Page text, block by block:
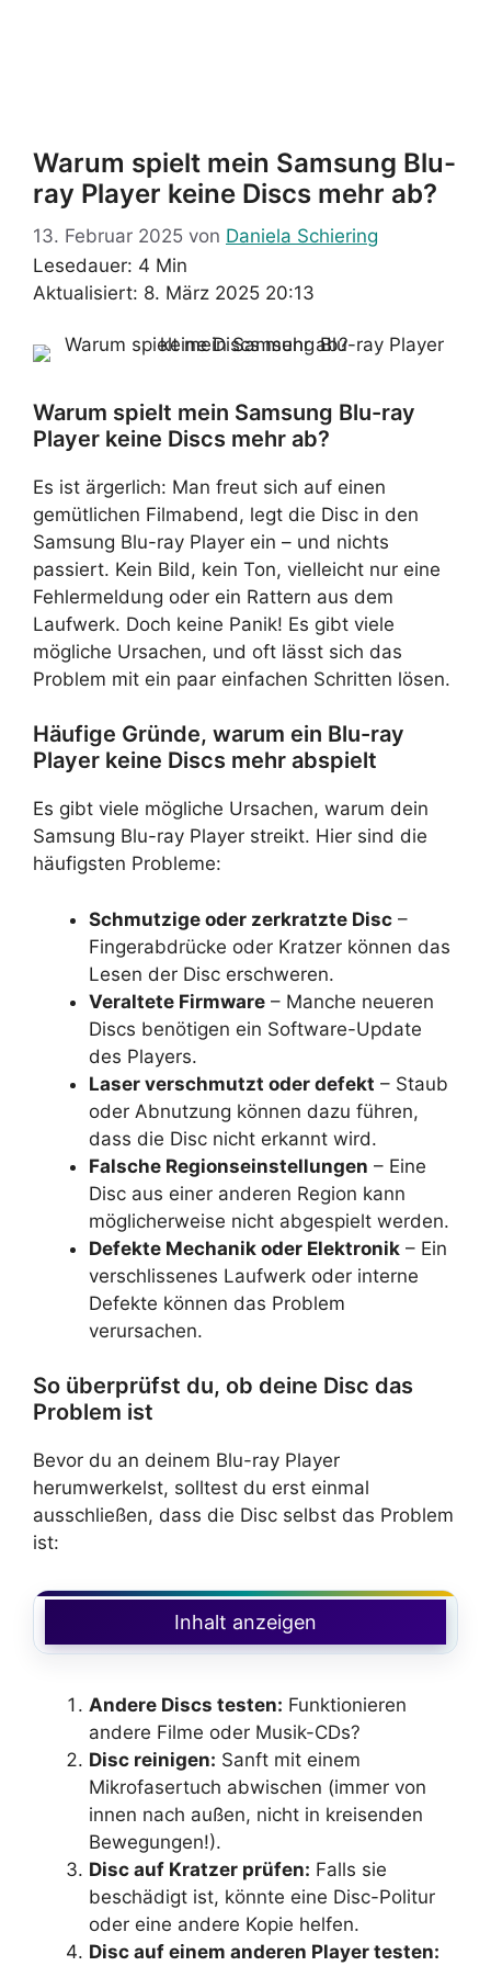
Warum spielt mein Samsung Blu-
ray Player keine Discs mehr ab?
13. Februar 2025 von Daniela Schiering
Lesedauer: 4 Min
Aktualisiert: 8. März 2025 20:13
Warum spielt mein Samsung Blu-ray
Player keine Discs mehr ab?
Es ist ärgerlich: Man freut sich auf einen
gemütlichen Filmabend, legt die Disc in den
Samsung Blu-ray Player ein – und nichts
passiert. Kein Bild, kein Ton, vielleicht nur eine
Fehlermeldung oder ein Rattern aus dem
Laufwerk. Doch keine Panik! Es gibt viele
mögliche Ursachen, und oft lässt sich das
Problem mit ein paar einfachen Schritten lösen.
Häufige Gründe, warum ein Blu-ray
Player keine Discs mehr abspielt
Es gibt viele mögliche Ursachen, warum dein
Samsung Blu-ray Player streikt. Hier sind die
häufigsten Probleme:
Schmutzige oder zerkratzte Disc –
Fingerabdrücke oder Kratzer können das
Lesen der Disc erschweren.
Veraltete Firmware – Manche neueren
Discs benötigen ein Software-Update
des Players.
Laser verschmutzt oder defekt – Staub
oder Abnutzung können dazu führen,
dass die Disc nicht erkannt wird.
Falsche Regionseinstellungen – Eine
Disc aus einer anderen Region kann
möglicherweise nicht abgespielt werden.
Defekte Mechanik oder Elektronik – Ein
verschlissenes Laufwerk oder interne
Defekte können das Problem
verursachen.
So überprüfst du, ob deine Disc das
Problem ist
Bevor du an deinem Blu-ray Player
herumwerkelst, solltest du erst einmal
ausschließen, dass die Disc selbst das Problem
ist:
Inhalt anzeigen
Andere Discs testen: Funktionieren
andere Filme oder Musik-CDs?
Disc reinigen: Sanft mit einem
Mikrofasertuch abwischen (immer von
innen nach außen, nicht in kreisenden
Bewegungen!).
Disc auf Kratzer prüfen: Falls sie
beschädigt ist, könnte eine Disc-Politur
oder eine andere Kopie helfen.
Disc auf einem anderen Player testen: